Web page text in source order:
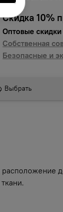
Скидка 10%
Оптовые
Собственная
Безопасные и
Выбрать